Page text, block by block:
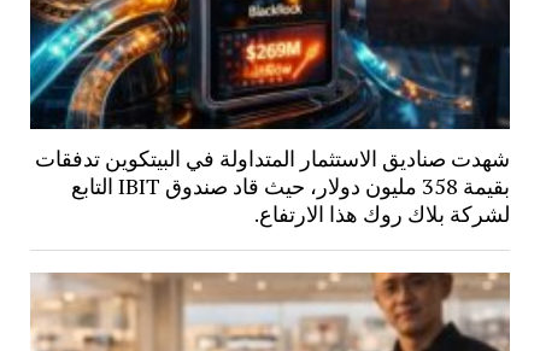
شهدت صناديق الاستثمار المتداولة في البيتكوين تدفقات
بقيمة 358 مليون دولار، حيث قاد صندوق IBIT التابع
لشركة بلاك روك هذا الارتفاع.